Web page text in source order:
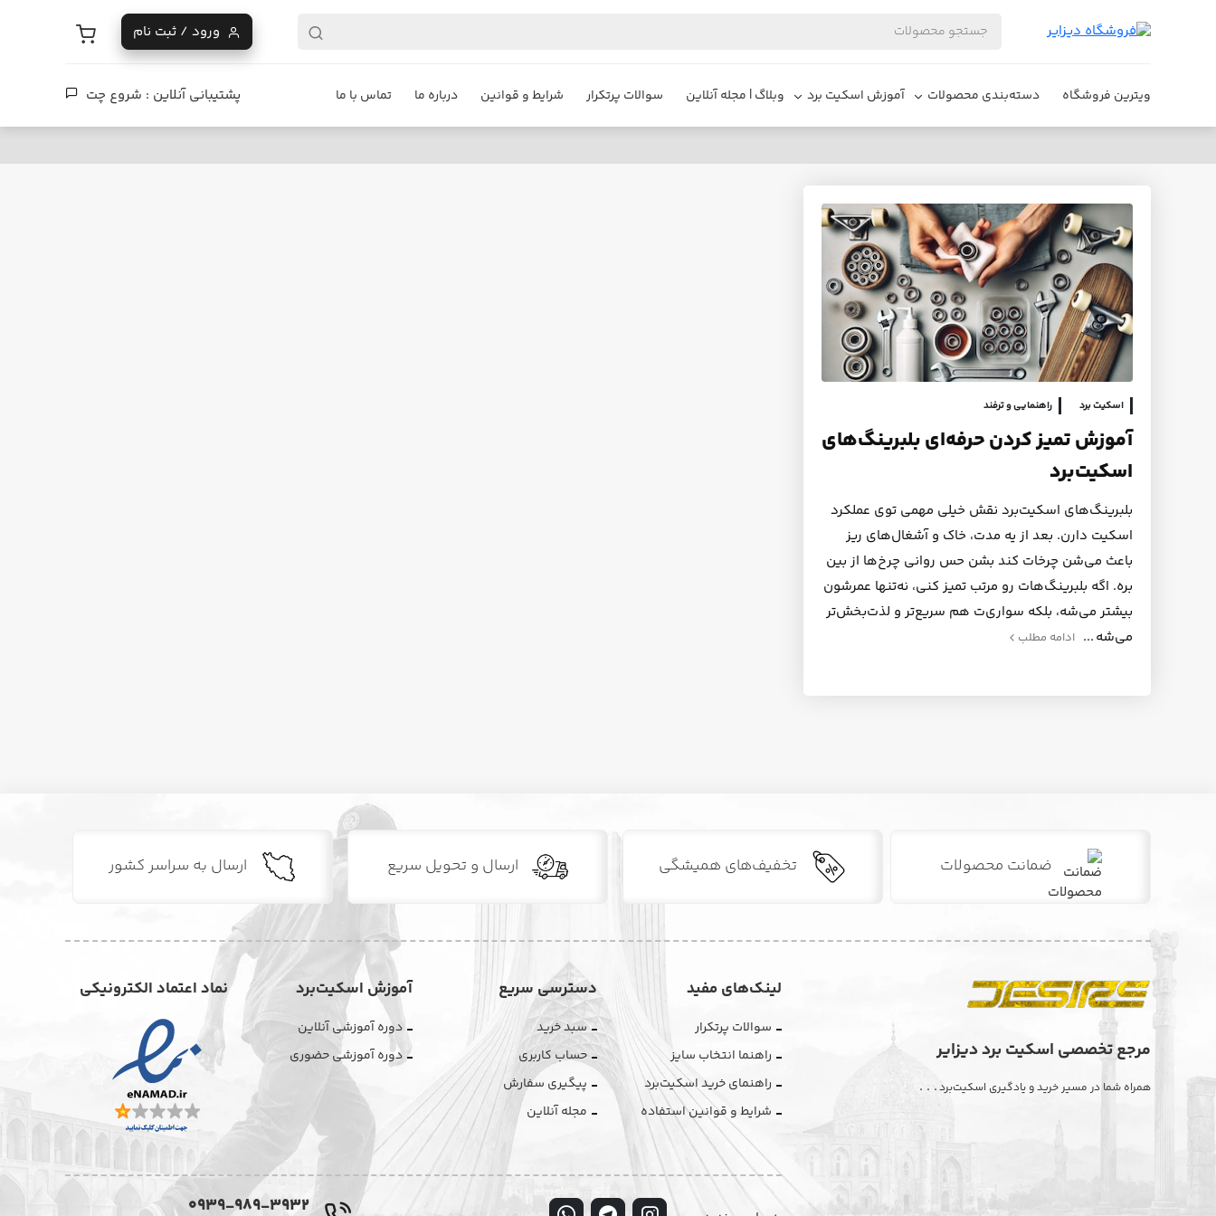
ورود / ثبت نام
ویترین فروشگاه دسته‌بندی محصولات آموزش اسکیت برد وبلاگ | مجله آنلاین سوالات پرتکرار شرایط و قوانین درباره ما تماس با ما پشتیبانی آنلاین : شروع چت
چرا بلبرینگ‌های اسکیت کند شده‌اند
اسکیت برد راهنمایی و ترفند
آموزش تمیز کردن حرفه‌ای بلبرینگ‌های
اسکیت‌برد
بلبرینگ‌های اسکیت‌برد نقش خیلی مهمی توی عملکرد
اسکیت دارن. بعد از یه مدت، خاک و آشغال‌های ریز
باعث می‌شن چرخات کند بشن حس روانی چرخ‌ها از بین
بره. اگه بلبرینگ‌هات رو مرتب تمیز کنی، نه‌تنها عمرشون
بیشتر می‌شه، بلکه سواری‌ت هم سریع‌تر و لذت‌بخش‌تر
می‌شه
ادامه مطلب
ضمانت محصولات تخفیف‌های همیشگی ارسال و تحویل سریع ارسال به سراسر کشور
مرجع تخصصی اسکیت برد دیزایر
همراه شما در مسیر خرید و یادگیری اسکیت‌برد. . .
لینک‌های مفید
سوالات پرتکرار
راهنما انتخاب سایز
راهنمای خرید اسکیت‌برد
شرایط و قوانین استفاده
دسترسی سریع
سبد خرید
حساب کاربری
پیگیری سفارش
مجله آنلاین
آموزش اسکیت‌برد
دوره آموزشی آنلاین
دوره آموزشی حضوری
نماد اعتماد الکترونیکی
0939-989-3932